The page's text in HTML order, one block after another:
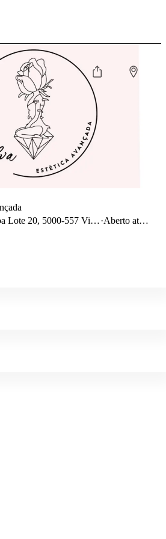
Lote 20, 5000-557 Vila ·Aberto até